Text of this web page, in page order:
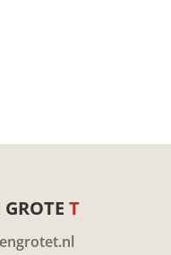
GROTET